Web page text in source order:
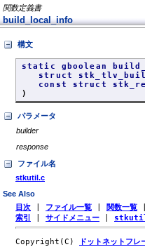
関数定義書
build_local_info
構文
static gboolean
struct
const struct
)
パラメータ
builder
response
ファイル名
stkutil.c
See Also
目次 ファイル一覧 関数一覧
索引
サイドメニュー
Copyright(C) ドットネットフ